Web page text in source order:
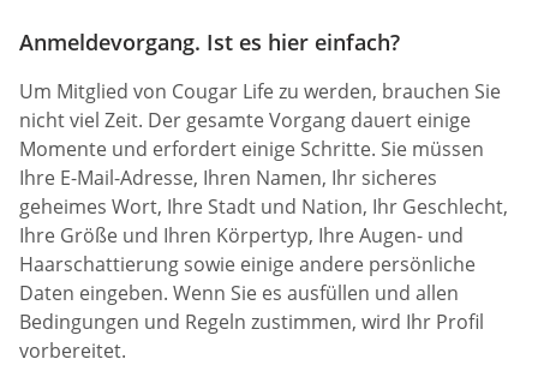
Anmeldevorgang. Ist es hier einfach?
Um Mitglied von Cougar Life zu werden, brauchen Sie
nicht viel Zeit. Der gesamte Vorgang dauert einige
Momente und erfordert einige Schritte. Sie müssen
Ihre E-Mail-Adresse, Ihren Namen, Ihr sicheres
geheimes Wort, Ihre Stadt und Nation, Ihr Geschlecht,
Ihre Größe und Ihren Körpertyp, Ihre Augen- und
Haarschattierung sowie einige andere persönliche
Daten eingeben. Wenn Sie es ausfüllen und allen
Bedingungen und Regeln zustimmen, wird Ihr Profil
vorbereitet.